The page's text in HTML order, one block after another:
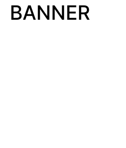
BANNER